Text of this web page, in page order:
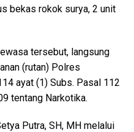
bekas rokok surya, 2 unit
tersebut, langsung
(rutan) Polres
ayat (1) Subs. Pasal 112
tentang Narkotika.
Putra, SH, MH melalui